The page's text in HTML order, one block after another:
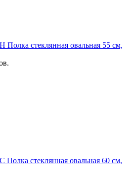
Полка стеклянная овальная 55 см,
Полка стеклянная овальная 60 см,